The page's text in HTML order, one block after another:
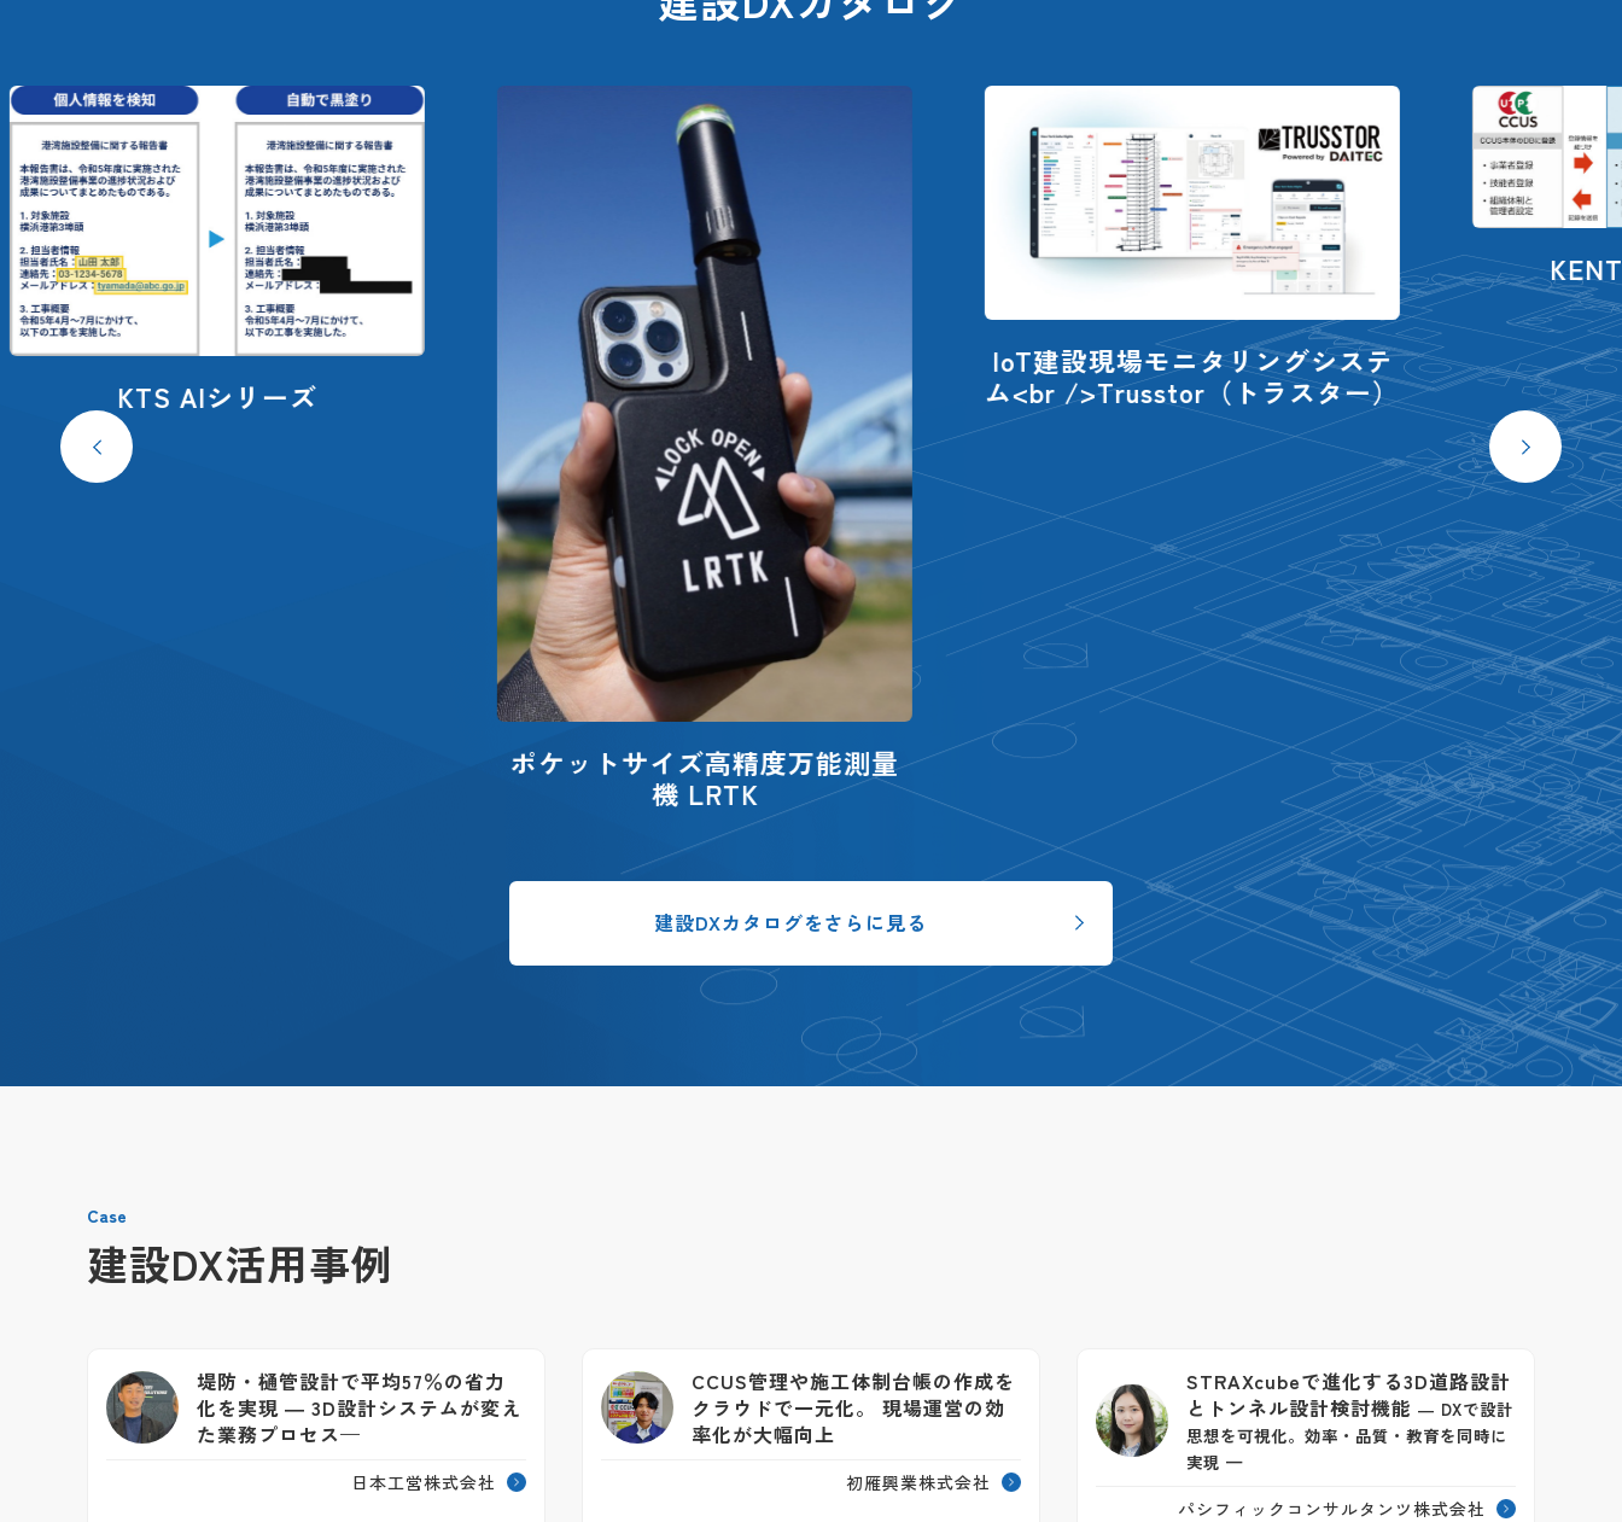
ポケットサイズ高精度万能測量
IoT建設現場モニタリングシステ
ム<br />Trusstor（トラスター）
KENTEM-CareerLog
建設DXカタログをさらに見る
Case
建設DX活用事例
堤防・樋管設計で平均57％の省力
化を実現 ― 3D設計システムが変え
た業務プロセス—
日本工営株式会社
CCUS管理や施工体制台帳の作成を
クラウドで一元化。 現場運営の効
率化が大幅向上
初雁興業株式会社
STRAXcubeで進化する3D道路設計
とトンネル設計検討機能 ― DXで設計
思想を可視化。効率・品質・教育を同時に
実現 —
パシフィックコンサルタンツ株式会社